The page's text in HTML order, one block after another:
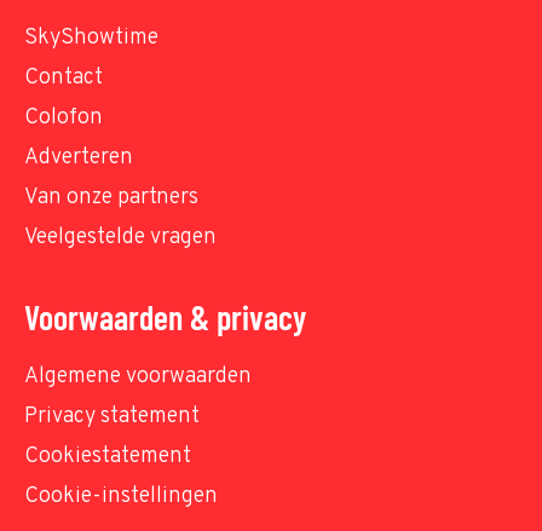
SkyShowtime
Contact
Colofon
Adverteren
Van onze partners
Veelgestelde vragen
Voorwaarden & privacy
Algemene voorwaarden
Privacy statement
Cookiestatement
Cookie-instellingen